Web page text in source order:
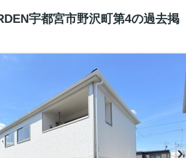
宇都宮市野沢町第4の過去掲